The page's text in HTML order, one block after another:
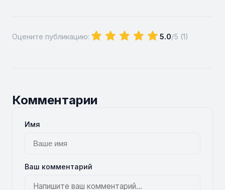
Оцените публикацию: 5.0/5 (1)
Комментарии
Имя
Ваш комментарий